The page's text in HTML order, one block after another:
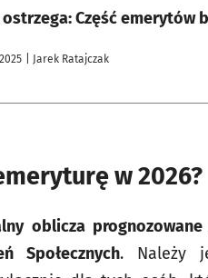
ostrzega: Część emerytów
| Jarek Ratajczak
w 2026?
oblicza
Społecznych. Należy